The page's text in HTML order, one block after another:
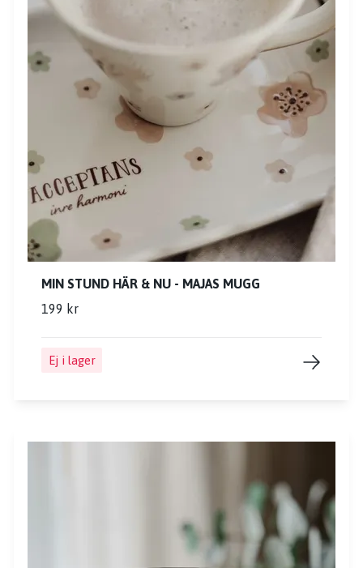
MIN STUND HÄR & NU - MAJAS MUGG
199 kr
Ej i lager